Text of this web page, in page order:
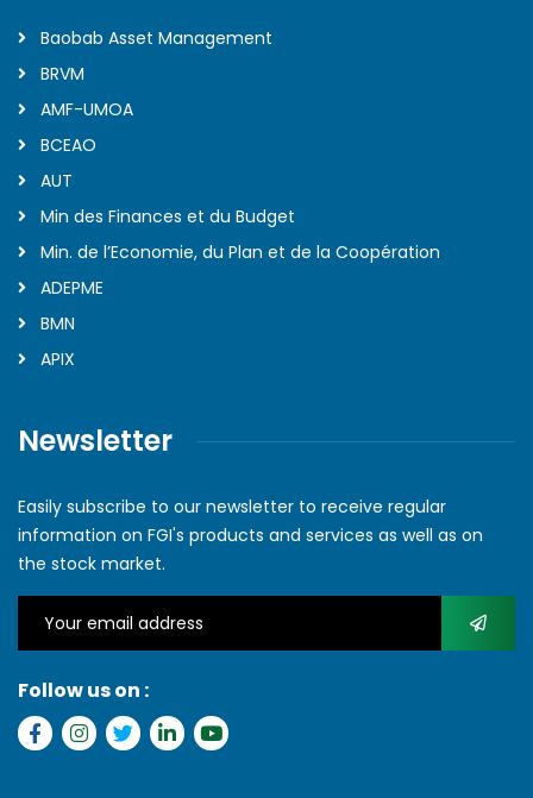
Baobab Asset Management
BRVM
AMF-UMOA
BCEAO
AUT
Min des Finances et du Budget
Min. de l’Economie, du Plan et de la Coopération
ADEPME
BMN
APIX
Newsletter
Easily subscribe to our newsletter to receive regular
information on FGI's products and services as well as on
the stock market.
Follow us on :